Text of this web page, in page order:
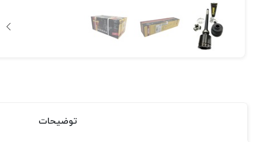
توضیحات